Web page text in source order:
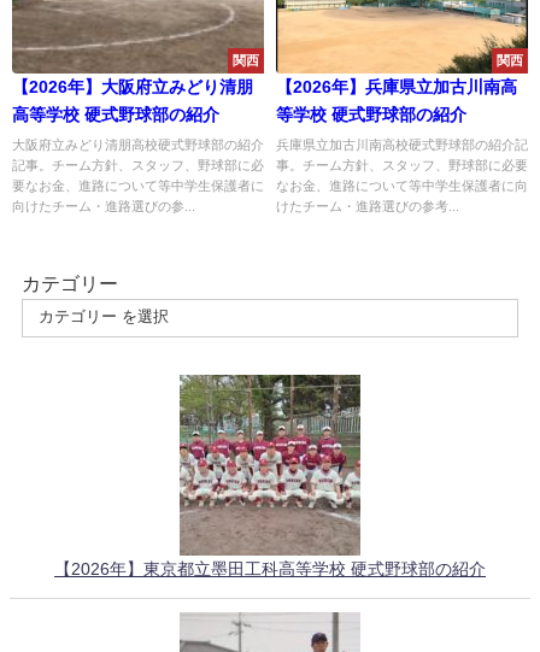
関西
【2026年】大阪府立みどり清朋
高等学校 硬式野球部の紹介
大阪府立みどり清朋高校硬式野球部の紹介
記事。チーム方針、スタッフ、野球部に必
要なお金、進路について等中学生保護者に
向けたチーム・進路選びの参...
関西
【2026年】兵庫県立加古川南高
等学校 硬式野球部の紹介
兵庫県立加古川南高校硬式野球部の紹介記
事。チーム方針、スタッフ、野球部に必要
なお金、進路について等中学生保護者に向
けたチーム・進路選びの参考...
カテゴリー
【2026年】東京都立墨田工科高等学校 硬式野球部の紹介